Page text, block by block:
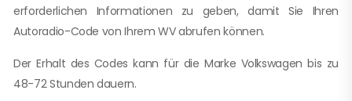
erforderlichen Informationen zu geben, damit Sie Ihren
Autoradio-Code von Ihrem WV abrufen können.
Der Erhalt des Codes kann für die Marke Volkswagen bis zu
48-72 Stunden dauern.